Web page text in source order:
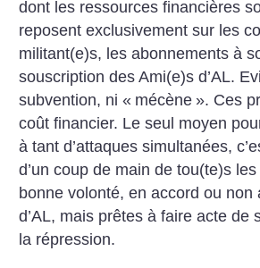
dont les ressources financières
reposent exclusivement sur les
militant(e)s, les abonnements à
souscription des Ami(e)s d’AL.
subvention, ni « mécène ». Ces
coût financier. Le seul moyen
à tant d’attaques simultanées,
d’un coup de main de tou(te)s
bonne volonté, en accord ou non
d’AL, mais prêtes à faire acte de
la répression.